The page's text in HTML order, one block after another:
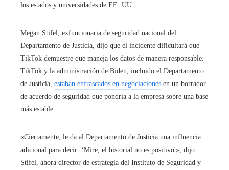
los estados y universidades de EE. UU.
Megan Stifel, exfuncionaria de seguridad nacional del
Departamento de Justicia, dijo que el incidente dificultará que
TikTok demuestre que maneja los datos de manera responsable.
TikTok y la administración de Biden, incluido el Departamento
de Justicia, estaban enfrascados en negociaciones en un borrador
de acuerdo de seguridad que pondría a la empresa sobre una base
más estable.
«Ciertamente, le da al Departamento de Justicia una influencia
adicional para decir: ‘Mire, el historial no es positivo'», dijo
Stifel, ahora director de estrategia del Instituto de Seguridad y